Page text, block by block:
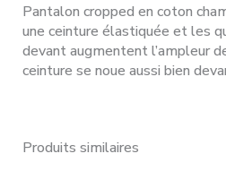
Pantalon cropped en coton
une ceinture élastiquée et les
devant augmentent l’ampleur
ceinture se noue aussi bien
Produits similaires